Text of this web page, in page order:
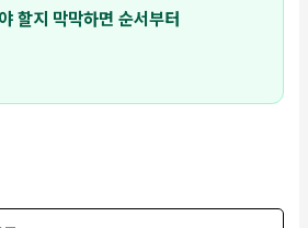
할지 막막하면 순서부터